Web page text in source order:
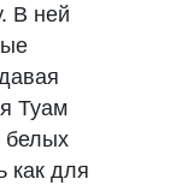
В ней
Туам
белых
как для